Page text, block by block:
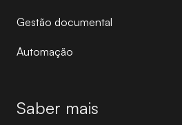
Gestão documental
Automação
Saber mais